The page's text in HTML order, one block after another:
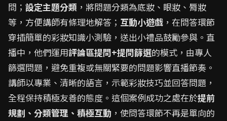
問； 設定主題分類 ，將問題分類為底妝、眼妝、脣妝
等，方便講師有條理地解答； 互動小遊戲 ，在問答環節
穿插簡單的彩妝知識小測驗，送出小禮品鼓勵參與。直
播中，他們運用評論區提問+提問篩選的模式，由專人
篩選問題，避免重複或無關緊要的問題影響直播節奏。
講師以專業、清晰的語言，示範彩妝技巧並回答問題，
全程保持積極友善的態度。這個案例成功之處在於提前
規劃、分類管理、積極互動 ，使問答環節不再是單向的